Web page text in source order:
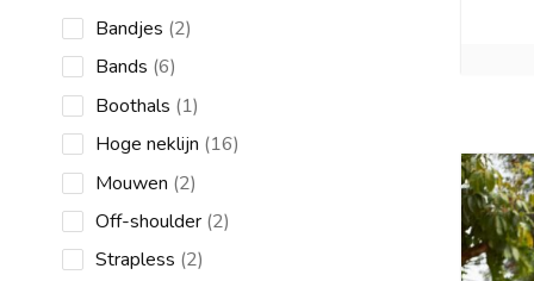
Bandjes 22
Bands 66
products
Boothals 11
product
Hoge neklijn 1616
Mouwen 22
products
Off-shoulder 22
Strapless 22